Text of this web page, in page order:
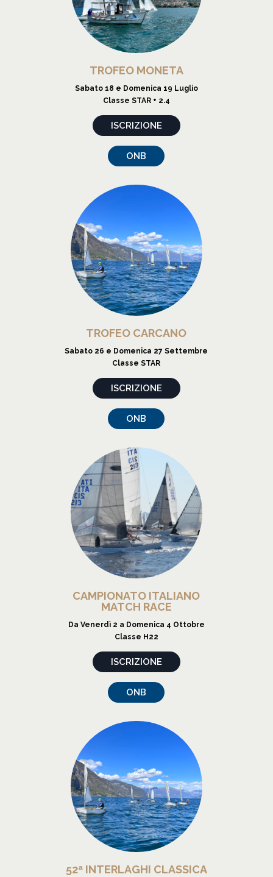
TROFEO MONETA
Sabato 18 e Domenica 19 Luglio
Classe STAR + 2.4
ISCRIZIONE
ONB
TROFEO CARCANO
Sabato 26 e Domenica 27 Settembre
Classe STAR
ISCRIZIONE
ONB
CAMPIONATO ITALIANO
MATCH RACE
Da Venerdì 2 a Domenica 4 Ottobre
Classe H22
ISCRIZIONE
ONB
52ª INTERLAGHI CLASSICA